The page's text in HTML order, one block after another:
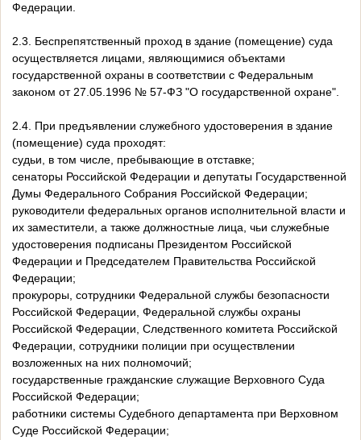
Федерации.
2.3. Беспрепятственный проход в здание (помещение) суда
осуществляется лицами, являющимися объектами
государственной охраны в соответствии с Федеральным
законом от 27.05.1996 № 57-ФЗ "О государственной охране".
2.4. При предъявлении служебного удостоверения в здание
(помещение) суда проходят:
судьи, в том числе, пребывающие в отставке;
сенаторы Российской Федерации и депутаты Государственной
Думы Федерального Собрания Российской Федерации;
руководители федеральных органов исполнительной власти и
их заместители, а также должностные лица, чьи служебные
удостоверения подписаны Президентом Российской
Федерации и Председателем Правительства Российской
Федерации;
прокуроры, сотрудники Федеральной службы безопасности
Российской Федерации, Федеральной службы охраны
Российской Федерации, Следственного комитета Российской
Федерации, сотрудники полиции при осуществлении
возложенных на них полномочий;
государственные гражданские служащие Верховного Суда
Российской Федерации;
работники системы Судебного департамента при Верховном
Суде Российской Федерации;